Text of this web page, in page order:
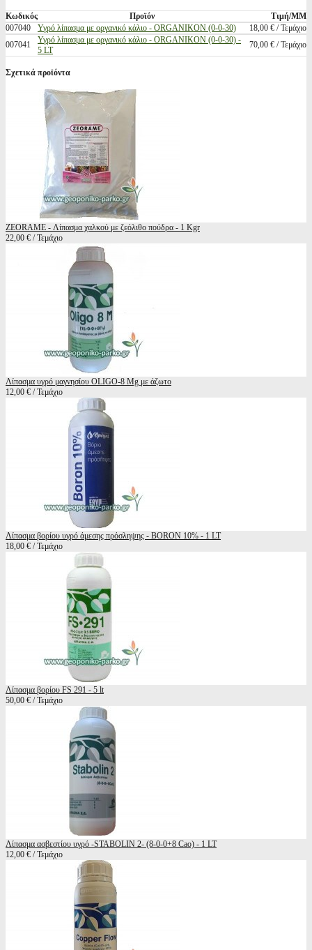
Κωδικός Προϊόν
Τιμή/ΜΜ
007040
Υγρό λίπασμα με οργανικό κάλιο - ORGANIKON (0-0-30)
18,00 € / Τεμάχιο
007041
Υγρό λίπασμα με οργανικό κάλιο - ORGANIKON (0-0-30) -
5 LT
70,00 € / Τεμάχιο
Σχετικά προϊόντα
ZEORAME - Λίπασμα χαλκού με ζεόλιθο πούδρα - 1 Kgr
22,00 € / Τεμάχιο
Λίπασμα υγρό μαγνησίου OLIGO-8 Mg με άζωτο
12,00 € / Τεμάχιο
Λίπασμα βορίου υγρό άμεσης πρόσληψης - BORON 10% - 1 LT
18,00 € / Τεμάχιο
Λίπασμα βορίου FS 291 - 5 lt
50,00 € / Τεμάχιο
Λίπασμα ασβεστίου υγρό -STABOLIN 2- (8-0-0+8 Cao) - 1 LT
12,00 € / Τεμάχιο